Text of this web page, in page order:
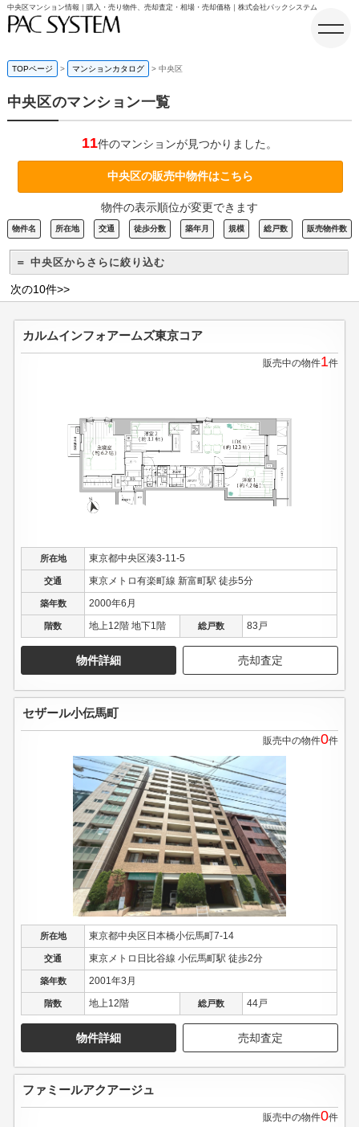
中央区マンション情報｜購入・売り物件、売却査定・相場・売却価格｜株式会社パックシステム
TOPページ マンションカタログ 中央区
中央区のマンション一覧
11件のマンションが見つかりました。
中央区の販売中物件はこちら
物件の表示順位が変更できます
物件名 所在地 交通 徒歩分数 築年月 規模 総戸数 販売物件数
＝ 中央区からさらに絞り込む
次の10件>>
カルムインフォアームズ東京コア
販売中の物件1件
所在地 東京都中央区湊3-11-5
交通 東京メトロ有楽町線 新富町駅 徒歩5分
築年数 2000年6月
階数 地上12階 地下1階 総戸数 83戸
物件詳細 売却査定
セザール小伝馬町
販売中の物件0件
所在地 東京都中央区日本橋小伝馬町7-14
交通 東京メトロ日比谷線 小伝馬町駅 徒歩2分
築年数 2001年3月
階数 地上12階 総戸数 44戸
物件詳細 売却査定
ファミールアクアージュ
販売中の物件0件